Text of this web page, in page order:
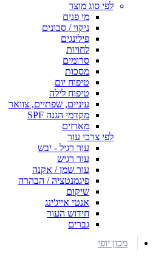
לפי סוג מוצר
מי פנים
ניקוי / סבונים
פילינגים
לחויות
סרומים
מסכות
טיפוח יום
טיפוח לילה
עיניים, שפתיים, צוואר
מקדמי הגנה SPF
מארזים
לפי צרכי עור
עור רגיל - יבש
עור רגיש
עור שמן / אקנה
פיגמנטציה / הבהרה
שיקום
אנטי אייג'ינג
חידוש העור
גברים
מכון יופי